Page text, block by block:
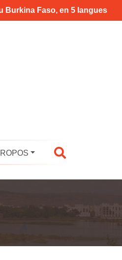
Burkina Faso, en 5 langues